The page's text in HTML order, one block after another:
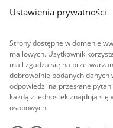
Ustawienia prywatności
Strony dostępne w domenie
mailowych. Użytkownik
mail zgadza się na
dobrowolnie podanych danych
odpowiedzi na przesłane
każdą z jednostek znajdują
osobowych.